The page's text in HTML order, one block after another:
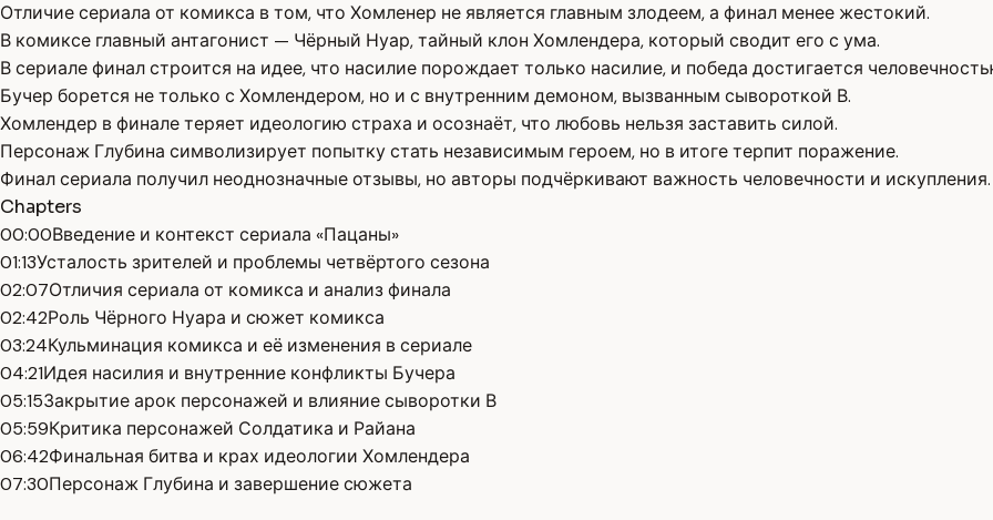
Отличие сериала от комикса в том, что Хомленер не является главным злодеем, а финал менее жестокий.
В комиксе главный антагонист — Чёрный Нуар, тайный клон Хомлендера, который сводит его с ума.
В сериале финал строится на идее, что насилие порождает только насилие, и победа достигается
Бучер борется не только с Хомлендером, но и с внутренним демоном, вызванным сывороткой В.
Хомлендер в финале теряет идеологию страха и осознаёт, что любовь нельзя заставить силой.
Персонаж Глубина символизирует попытку стать независимым героем, но в итоге терпит поражение.
Финал сериала получил неоднозначные отзывы, но авторы подчёркивают важность человечности и искупления.
Chapters
00:00Введение и контекст сериала «Пацаны»
01:13Усталость зрителей и проблемы четвёртого сезона
02:07Отличия сериала от комикса и анализ финала
02:42Роль Чёрного Нуара и сюжет комикса
03:24Кульминация комикса и её изменения в сериале
04:21Идея насилия и внутренние конфликты Бучера
05:15Закрытие арок персонажей и влияние сыворотки В
05:59Критика персонажей Солдатика и Райана
06:42Финальная битва и крах идеологии Хомлендера
07:30Персонаж Глубина и завершение сюжета